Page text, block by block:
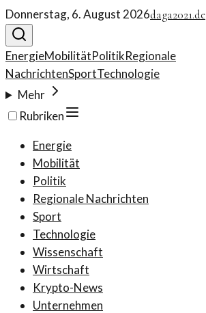
Donnerstag, 6. August 2026daga2021.de
EnergieMobilitätPolitikRegionale
NachrichtenSportTechnologie
Mehr
Rubriken
Energie
Mobilität
Politik
Regionale Nachrichten
Sport
Technologie
Wissenschaft
Wirtschaft
Krypto-News
Unternehmen